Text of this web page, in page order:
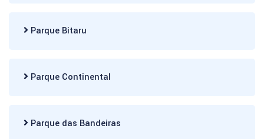
Parque Bitaru
Parque Continental
Parque das Bandeiras